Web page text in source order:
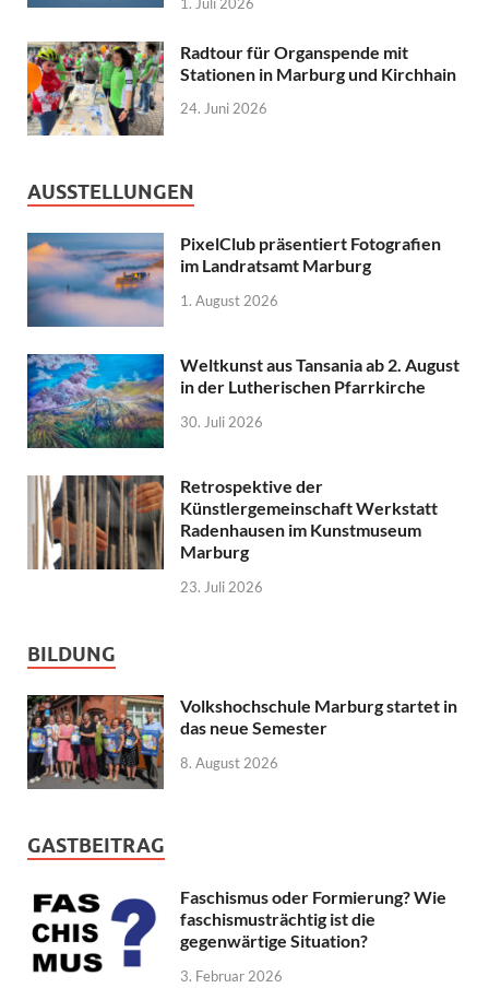
Radtour für Organspende mit
Stationen in Marburg und Kirchhain
24. Juni 2026
AUSSTELLUNGEN
PixelClub präsentiert Fotografien
im Landratsamt Marburg
1. August 2026
Weltkunst aus Tansania ab 2. August
in der Lutherischen Pfarrkirche
30. Juli 2026
Retrospektive der
Künstlergemeinschaft Werkstatt
Radenhausen im Kunstmuseum
Marburg
23. Juli 2026
BILDUNG
Volkshochschule Marburg startet in
das neue Semester
8. August 2026
GASTBEITRAG
Faschismus oder Formierung? Wie
faschismusträchtig ist die
gegenwärtige Situation?
3. Februar 2026